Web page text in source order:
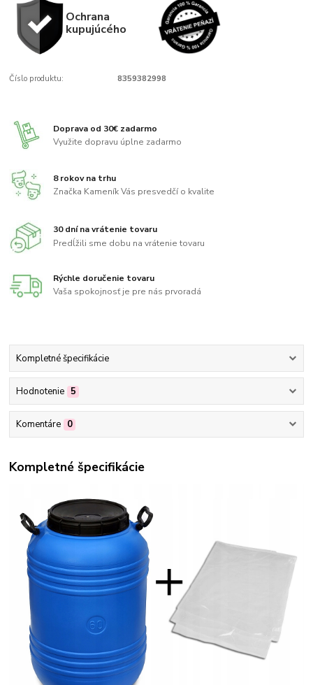
Ochrana
kupujúcého
Číslo produktu: 8359382998
Doprava od 30€ zadarmo
Využite dopravu úplne zadarmo
8 rokov na trhu
Značka Kameník Vás presvedčí o kvalite
30 dní na vrátenie tovaru
Predĺžili sme dobu na vrátenie tovaru
Rýchle doručenie tovaru
Vaša spokojnosť je pre nás prvoradá
Kompletné špecifikácie
Hodnotenie 5
Komentáre 0
Kompletné špecifikácie